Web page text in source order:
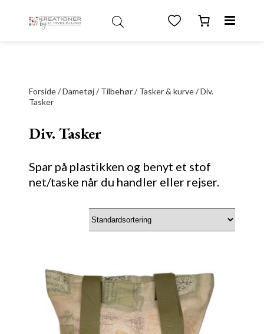
Forside/Dametøj/ Tilbehør/ Tasker & kurve/ Div.
Tasker
Div. Tasker
Spar på plastikken og benyt et stof
net/taske når du handler eller rejser.